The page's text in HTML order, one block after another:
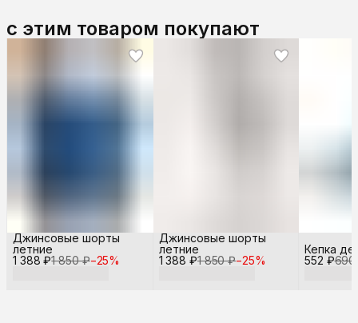
с этим товаром покупают
1 388 ₽1 850 ₽−25%
Джинсовые шорты
летние
1 388 ₽1 850 ₽−25%
Джинсовые шорты
летние
552 ₽
Кепка